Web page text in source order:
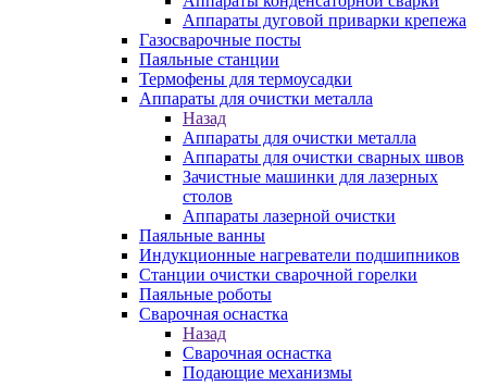
Аппараты дуговой приварки крепежа
Газосварочные посты
Паяльные станции
Термофены для термоусадки
Аппараты для очистки металла
Назад
Аппараты для очистки металла
Аппараты для очистки сварных швов
Зачистные машинки для лазерных
столов
Аппараты лазерной очистки
Паяльные ванны
Индукционные нагреватели подшипников
Станции очистки сварочной горелки
Паяльные роботы
Сварочная оснастка
Назад
Сварочная оснастка
Подающие механизмы